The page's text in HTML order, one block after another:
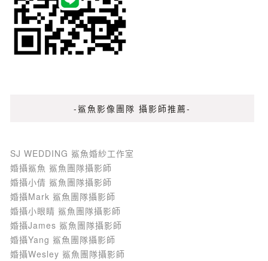
-鯊魚影像團隊 攝影師推薦-
SJ WEDDING 鯊魚婚紗工作室
婚攝鯊魚 鯊魚團隊攝影師
婚攝小倩 鯊魚團隊攝影師
婚攝Mark 鯊魚團隊攝影師
婚攝小眼睛 鯊魚團隊攝影師
婚攝James 鯊魚團隊攝影師
婚攝Yang 鯊魚團隊攝影師
婚攝Wesley 鯊魚團隊攝影師